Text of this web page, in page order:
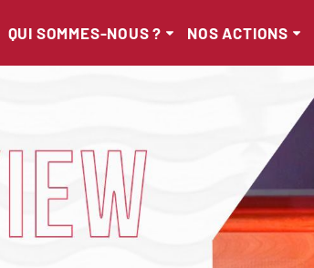
QUI SOMMES-NOUS ? NOS ACTIONS